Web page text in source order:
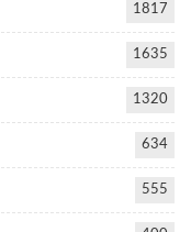
1817
1635
1320
634
555